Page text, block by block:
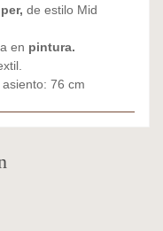
de estilo Mid
en pintura.
76 cm